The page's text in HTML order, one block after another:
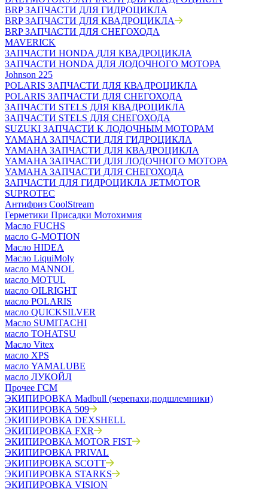
BRP ЗАПЧАСТИ ДЛЯ ГИДРОЦИКЛА
BRP ЗАПЧАСТИ ДЛЯ КВАДРОЦИКЛА
BRP ЗАПЧАСТИ ДЛЯ СНЕГОХОДА
MAVERICK
ЗАПЧАСТИ HONDA ДЛЯ КВАДРОЦИКЛА
ЗАПЧАСТИ HONDA ДЛЯ ЛОДОЧНОГО МОТОРА
Johnson 225
POLARIS ЗАПЧАСТИ ДЛЯ КВАДРОЦИКЛА
POLARIS ЗАПЧАСТИ ДЛЯ СНЕГОХОДА
ЗАПЧАСТИ STELS ДЛЯ КВАДРОЦИКЛА
ЗАПЧАСТИ STELS ДЛЯ СНЕГОХОДА
SUZUKI ЗАПЧАСТИ К ЛОДОЧНЫМ МОТОРАМ
YAMAHA ЗАПЧАСТИ ДЛЯ ГИДРОЦИКЛА
YAMAHA ЗАПЧАСТИ ДЛЯ КВАДРОЦИКЛА
YAMAHA ЗАПЧАСТИ ДЛЯ ЛОДОЧНОГО МОТОРА
YAMAHA ЗАПЧАСТИ ДЛЯ СНЕГОХОДА
ЗАПЧАСТИ ДЛЯ ГИДРОЦИКЛА JETMOTOR
SUPROTEC
Антифриз CoolStream
Герметики Присадки Мотохимия
Масло FUCHS
масло G-MOTION
Масло HIDEA
Масло LiquiMoly
масло MANNOL
масло MOTUL
масло OILRIGHT
масло POLARIS
масло QUICKSILVER
Масло SUMITACHI
масло TOHATSU
Масло Vitex
масло XPS
масло YAMALUBE
масло ЛУКОЙЛ
Прочее ГСМ
ЭКИПИРОВКА Madbull (черепахи,подшлемники)
ЭКИПИРОВКА 509
ЭКИПИРОВКА DEXSHELL
ЭКИПИРОВКА FXR
ЭКИПИРОВКА MOTOR FIST
ЭКИПИРОВКА PRIVAL
ЭКИПИРОВКА SCOTT
ЭКИПИРОВКА STARKS
ЭКИПИРОВКА VISION